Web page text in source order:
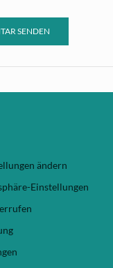
ändern
Einstellungen